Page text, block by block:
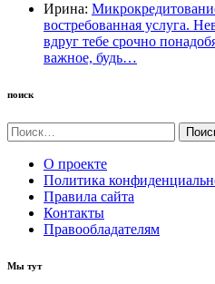
Ирина:
востребованная услуга.
вдруг тебе срочно
важное, будь…
поиск
Найти:
О проекте
Политика
Правила сайта
Контакты
Правообладателям
Мы тут